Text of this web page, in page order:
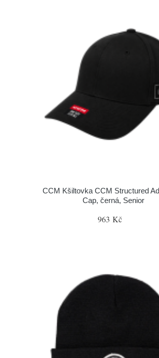
CCM Kšiltovka CCM Structured
Cap, černá, Senior
963 Kč